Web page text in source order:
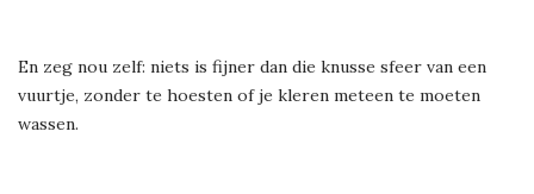
En zeg nou zelf: niets is fijner dan die knusse sfeer van een
vuurtje, zonder te hoesten of je kleren meteen te moeten
wassen.